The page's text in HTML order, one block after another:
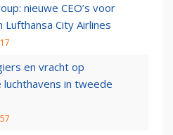
nieuwe CEO’s voor
Lufthansa City Airlines
en vracht op
luchthavens in tweede